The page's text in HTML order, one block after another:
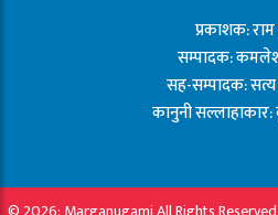
प्रकाशक:
सम्पादक:
सह-सम्पादक: सत्य
कानुनी